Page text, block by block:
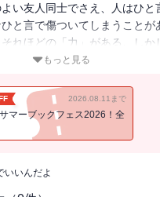
い友人同士でさえ、人はひと
と言で傷ついてしまうことが
れほどの「力」がある。しか
を慰め、勇気づけるような「
気配りに満ちた「ひと言」に
もっと見る
2026.08.11まで
マーブックフェス2026！全
いいんだよ